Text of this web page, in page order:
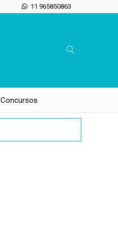
11 965850863
Concursos